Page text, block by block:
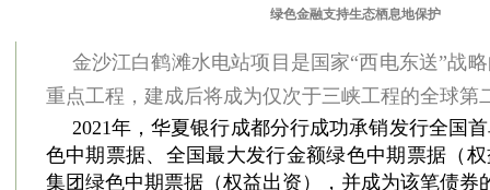
绿色金融支持生态栖息地保护
金沙江白鹤滩水电站项目是国家“西电东送”战
重点工程，建成后将成为仅次于三峡工程的全球第
2021年，华夏银行成都分行成功承销发行全国
色中期票据、全国最大发行金额绿色中期票据（
集团绿色中期票据（权益出资），并成为该笔债券